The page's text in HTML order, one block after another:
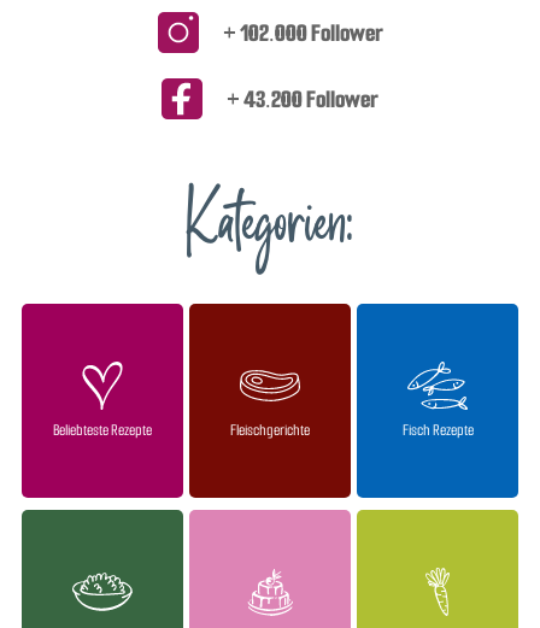
+ 102.000 Follower
+ 43.200 Follower
Kategorien:
Beliebteste Rezepte Fleischgerichte Fisch Rezepte